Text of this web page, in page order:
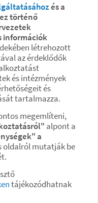
és a
történő
információk
létrehozott
az érdeklődők
és intézmények
és
tartalmazza.
megemlíteni,
alpont a
a
oldalról mutatják be
tájékozódhatnak